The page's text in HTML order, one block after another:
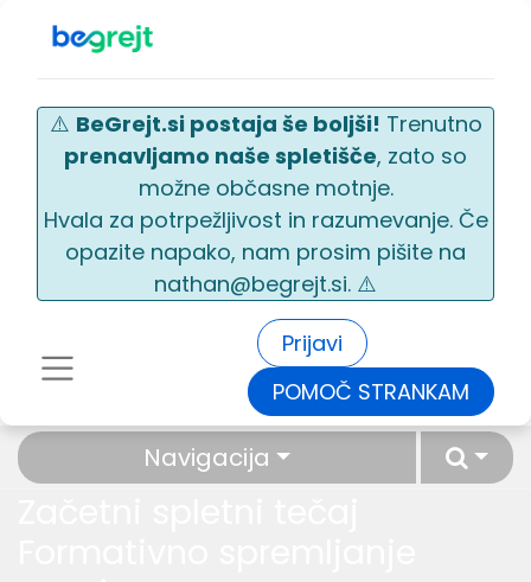
Prijavi
POMOČ STRANKAM
⚠️ BeGrejt.si postaja še boljši! Trenutno
prenavljamo naše spletišče, zato so
možne občasne motnje.
Hvala za potrpežljivost in razumevanje. Če
opazite napako, nam prosim pišite na
nathan@begrejt.si. ⚠️
Navigacija